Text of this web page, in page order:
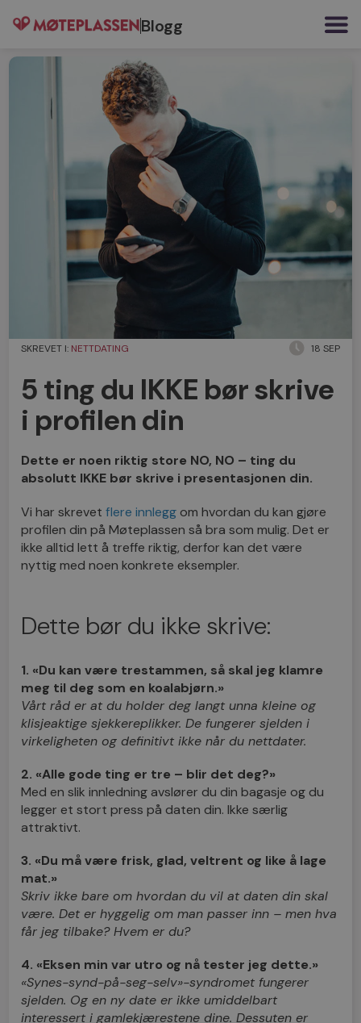
Blogg
SKREVET I: NETTDATING 18 SEP
5 ting du IKKE bør skrive
i profilen din
Dette er noen riktig store NO, NO – ting du
absolutt IKKE bør skrive i presentasjonen din.
Vi har skrevet flere innlegg om hvordan du kan gjøre
profilen din på Møteplassen så bra som mulig. Det er
ikke alltid lett å treffe riktig, derfor kan det være
nyttig med noen konkrete eksempler.
Dette bør du ikke skrive:
1. «Du kan være trestammen, så skal jeg klamre
meg til deg som en koalabjørn.»
Vårt råd er at du holder deg langt unna kleine og
klisjeaktige sjekkereplikker. De fungerer sjelden i
virkeligheten og definitivt ikke når du nettdater.
2. «Alle gode ting er tre – blir det deg?»
Med en slik innledning avslører du din bagasje og du
legger et stort press på daten din. Ikke særlig
attraktivt.
3. «Du må være frisk, glad, veltrent og like å lage
mat.»
Skriv ikke bare om hvordan du vil at daten din skal
være. Det er hyggelig om man passer inn – men hva
får jeg tilbake? Hvem er du?
4. «Eksen min var utro og nå tester jeg dette.»
«Synes-synd-på-seg-selv»-syndromet fungerer
sjelden. Og en ny date er ikke umiddelbart
interessert i gamlekjærestene dine. Dessuten er